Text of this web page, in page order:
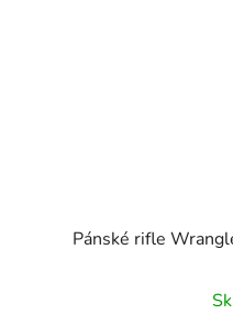
Pánské rifle